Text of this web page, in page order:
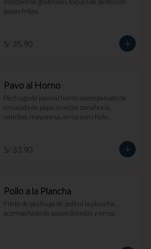
papas fritas.
S/ 35.90
Pavo al Horno
Pechuga de pavo al horno acompañado de
ensalada de papa, arvejas, zanahoria,
vainitas, mayonesa, arroz con cholo.
S/ 33.90
Pollo a la Plancha
Filete de pechuga de pollo a la plancha,
acompañado de papas doradas y arroz.